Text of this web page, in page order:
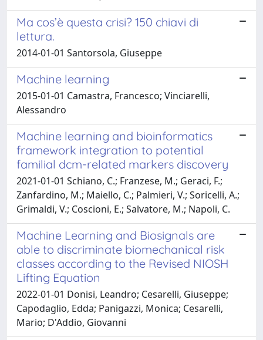
Ma cos’è questa crisi? 150 chiavi di
lettura.
2014-01-01 Santorsola, Giuseppe
Machine learning
2015-01-01 Camastra, Francesco; Vinciarelli,
Alessandro
Machine learning and bioinformatics
framework integration to potential
familial dcm-related markers discovery
2021-01-01 Schiano, C.; Franzese, M.; Geraci, F.;
Zanfardino, M.; Maiello, C.; Palmieri, V.; Soricelli, A.;
Grimaldi, V.; Coscioni, E.; Salvatore, M.; Napoli, C.
Machine Learning and Biosignals are
able to discriminate biomechanical risk
classes according to the Revised NIOSH
Lifting Equation
2022-01-01 Donisi, Leandro; Cesarelli, Giuseppe;
Capodaglio, Edda; Panigazzi, Monica; Cesarelli,
Mario; D'Addio, Giovanni